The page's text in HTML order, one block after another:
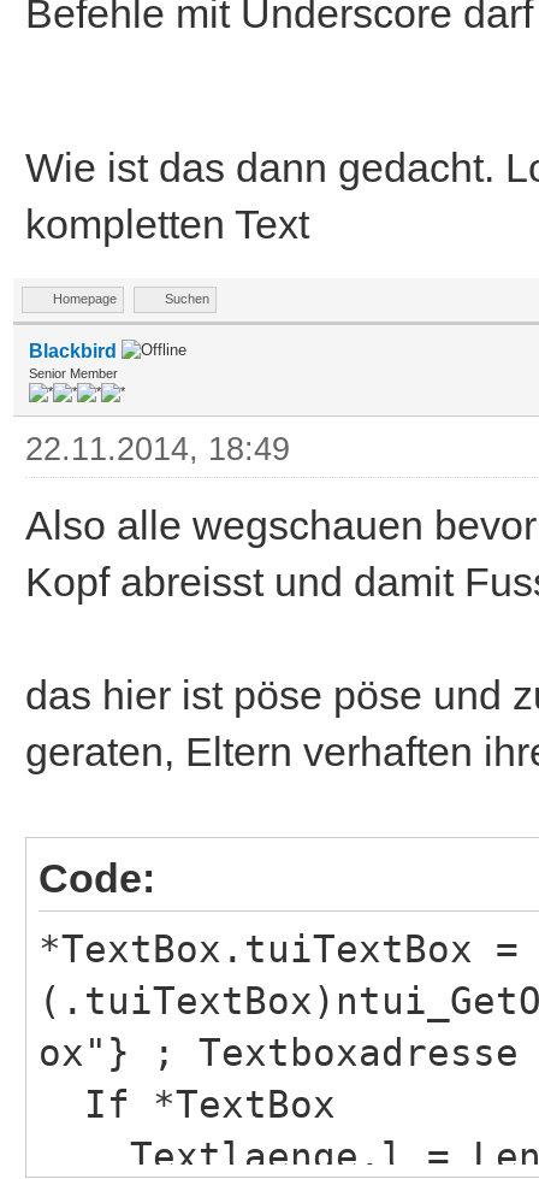
Befehle mit Underscore
Wie ist das dann gedacht.
kompletten Text
Homepage Suchen
Blackbird
Senior Member
22.11.2014, 18:49
Also alle wegschauen
Kopf abreisst und damit
das hier ist pöse pöse und
geraten, Eltern verhaften
Code:
*TextBox.tuiTextBox =
ox"} ; Textboxadresse
If *TextBox
Textlaenge.l = Len